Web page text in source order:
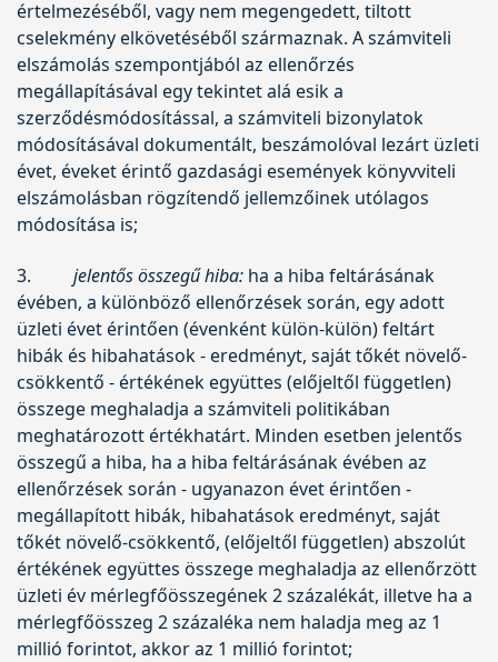
értelmezéséből, vagy nem megengedett, tiltott
cselekmény elkövetéséből származnak. A számviteli
elszámolás szempontjából az ellenőrzés
megállapításával egy tekintet alá esik a
szerződésmódosítással, a számviteli bizonylatok
módosításával dokumentált, beszámolóval lezárt üzleti
évet, éveket érintő gazdasági események könyvviteli
elszámolásban rögzítendő jellemzőinek utólagos
módosítása is;
3. jelentős összegű hiba:ha a hiba feltárásának
évében, a különböző ellenőrzések során, egy adott
üzleti évet érintően (évenként külön-külön) feltárt
hibák és hibahatások - eredményt, saját tőkét növelő-
csökkentő - értékének együttes (előjeltől független)
összege meghaladja a számviteli politikában
meghatározott értékhatárt. Minden esetben jelentős
összegű a hiba, ha a hiba feltárásának évében az
ellenőrzések során - ugyanazon évet érintően -
megállapított hibák, hibahatások eredményt, saját
tőkét növelő-csökkentő, (előjeltől független) abszolút
értékének együttes összege meghaladja az ellenőrzött
üzleti év mérlegfőösszegének 2 százalékát, illetve ha a
mérlegfőösszeg 2 százaléka nem haladja meg az 1
millió forintot, akkor az 1 millió forintot;